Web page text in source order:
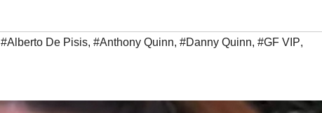
#Alberto De Pisis, #Anthony Quinn, #Danny Quinn, #GF VIP,